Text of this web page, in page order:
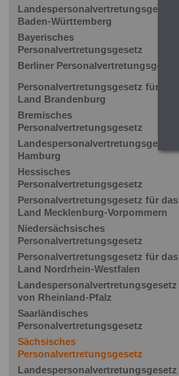
Landespersonalvertretungsgesetz
Baden-Württemberg
Bayerisches
Personalvertretungsgesetz
Berliner Personalvertretungsgesetz
Personalvertretungsgesetz für das
Land Brandenburg
Bremisches
Personalvertretungsgesetz
Landespersonalvertretungsgesetz
Hamburg
Hessisches
Personalvertretungsgesetz
Personalvertretungsgesetz für das
Land Mecklenburg-Vorpommern
Niedersächsisches
Personalvertretungsgesetz
Personalvertretungsgesetz für das
Land Nordrhein-Westfalen
Landespersonalvertretungsgesetz
von Rheinland-Pfalz
Saarländisches
Personalvertretungsgesetz
Sächsisches
Personalvertretungsgesetz
Landespersonalvertretungsgesetz